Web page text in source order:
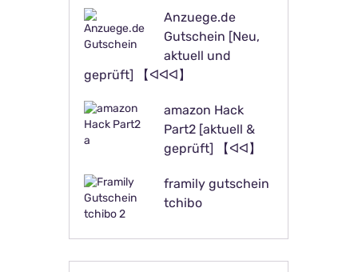
Anzuege.de
Gutschein [Neu,
aktuell und
geprüft] 【ᐊᐊᐊ】
amazon Hack
Part2 [aktuell &
geprüft] 【ᐊᐊ】
framily gutschein
tchibo